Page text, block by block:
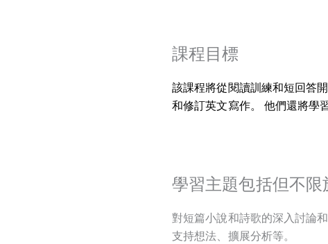
課程目標
該課程將從閱讀訓練和短回答
和修訂英文寫作。 他們還將學
學習主題包括但不限
對短篇小說和詩歌的深入討論
支持想法、擴展分析等。